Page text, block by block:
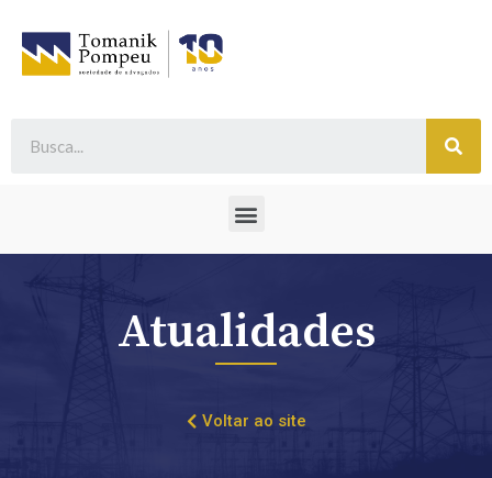
Atualidades
Voltar ao site